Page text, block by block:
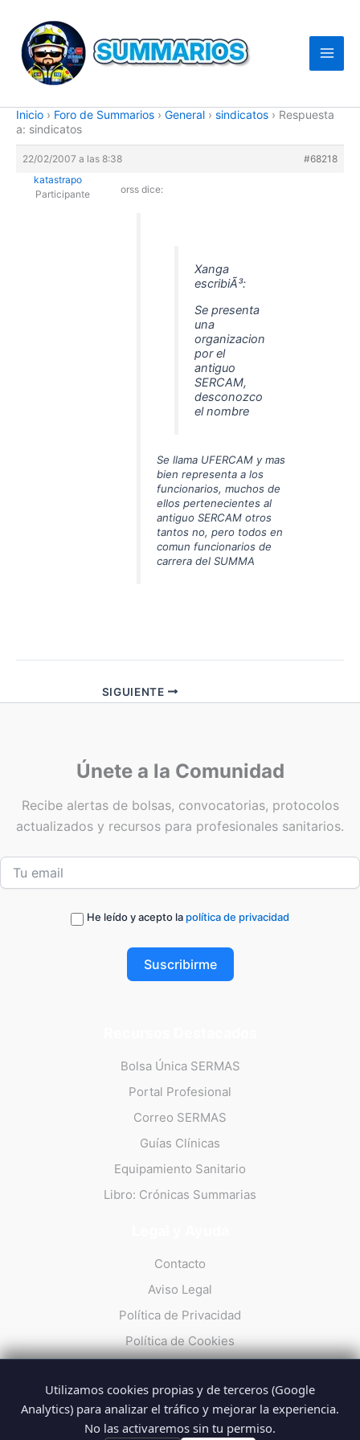
contenido
Inicio › Foro de Summarios › General › sindicatos › Respuesta
a: sindicatos
22/02/2007 a las 8:38
#68218
katastrapo
Participante
orss dice:
Xanga
escribiÃ³:
Se presenta
una
organizacion
por el
antiguo
SERCAM,
desconozco
el nombre
Se llama UFERCAM y mas
bien representa a los
funcionarios, muchos de
ellos pertenecientes al
antiguo SERCAM otros
tantos no, pero todos en
comun funcionarios de
carrera del SUMMA
SIGUIENTE
Únete a la Comunidad
Recibe alertas de bolsas, convocatorias, protocolos
actualizados y recursos para profesionales sanitarios.
He leído y acepto la política de privacidad
Suscribirme
Bolsa Única SERMAS
Portal Profesional
Correo SERMAS
Guías Clínicas
Equipamiento Sanitario
Libro: Crónicas Summarias
Contacto
Aviso Legal
Política de Privacidad
Política de Cookies
© 2026 Summarios · La web no oficial de los profesionales del
Utilizamos cookies propias y de terceros (Google
Analytics) para analizar el tráfico y mejorar la experiencia.
No las activaremos sin tu permiso.